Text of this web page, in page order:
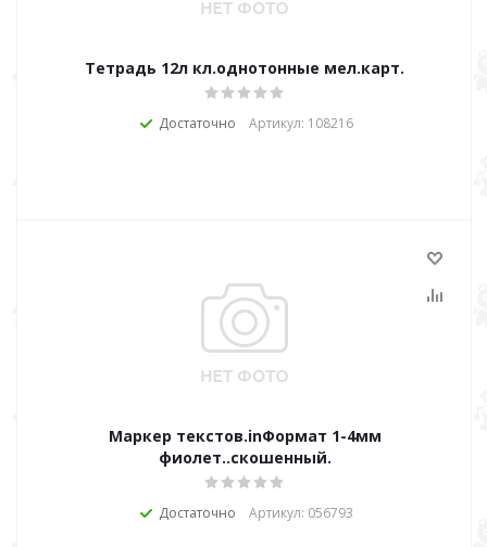
Тетрадь 12л кл.однотонные мел.карт.
Достаточно Артикул: 108216
Маркер текстов.inФормат 1-4мм
фиолет..скошенный.
Достаточно Артикул: 056793